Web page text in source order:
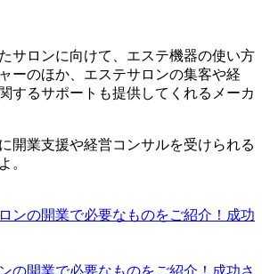
サロンに向けて、エステ機器の使い方
ーのほか、エステサロンの集客や経
するサポートも提供してくれるメーカ
開業支援や経営コンサルを受けられる
。